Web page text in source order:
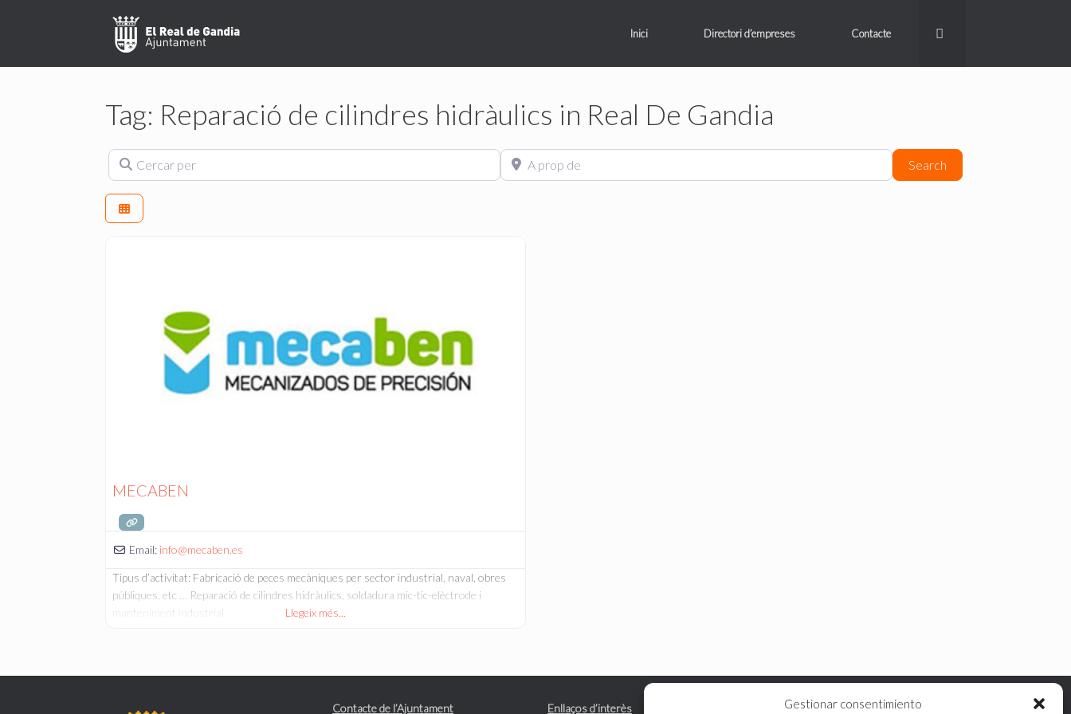
Gestionar consentimiento
Inici Directori d’empreses Contacte
Tag: Reparació de cilindres hidràulics in Real De Gandia
Cercar per A prop de SearchSearch
MECABEN
Email: info@mecaben.es
Tipus d’activitat: Fabricació de peces mecàniques per sector industrial, naval, obres
públiques, etc … Reparació de cilindres hidràulics, soldadura mic-tic-elèctrode i
manteniment industrial.
Llegeix més...
Contacte de l’Ajuntament Enllaços d’interès Política de cookies (UE)